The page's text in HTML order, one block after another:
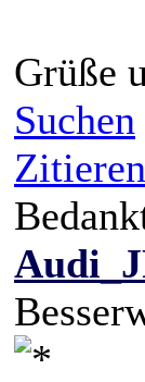
Grüße
Suchen
Zitieren